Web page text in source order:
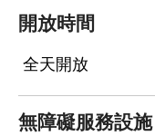
開放時間
全天開放
無障礙服務設施